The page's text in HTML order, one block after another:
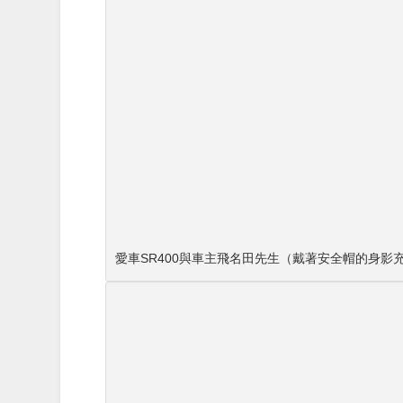
愛車SR400與車主飛名田先生（戴著安全帽的身影